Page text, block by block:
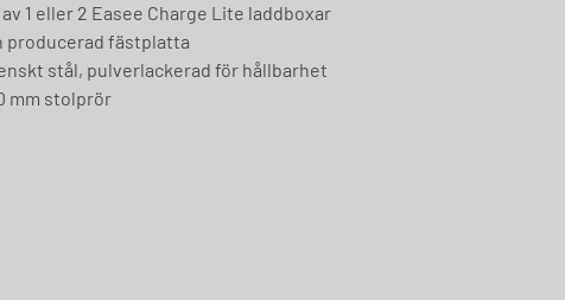
1 eller 2 Easee Charge Lite laddboxar
producerad fästplatta
stål, pulverlackerad för hållbarhet
mm stolprör